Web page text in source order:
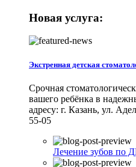
Новая услуга:
Экстренная детская
Срочная
вашего ребёнка в
адресу: г. Казань, ул.
55-05
Лечение зубов по